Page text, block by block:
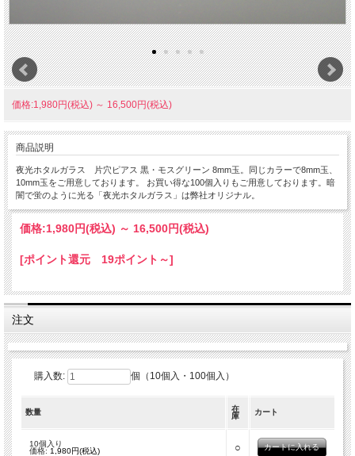
価格:1,980円(税込) ～ 16,500円(税込)
商品説明
夜光ホタルガラス 片穴ピアス 黒・モスグリーン 8mm玉。同じカラーで8mm玉、
10mm玉をご用意しております。 お買い得な100個入りもご用意しております。暗
闇で蛍のように光る「夜光ホタルガラス」は弊社オリジナル。
価格:1,980円(税込) ～ 16,500円(税込)
[ポイント還元 19ポイント～]
注文
購入数: 個（10個入・100個入）
数量
在
庫
カート
10個入り
価格: 1,980円(税込) ○